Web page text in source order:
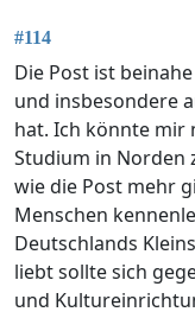
#114
Die Post ist
und insbesondere
hat. Ich könnte mir
Studium in Norden
wie die Post mehr
Menschen
Deutschlands
liebt sollte sich
und